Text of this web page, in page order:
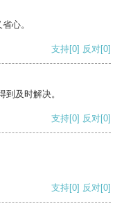
心。
支持[0] 反对[0]
及时解决。
支持[0] 反对[0]
支持[0] 反对[0]